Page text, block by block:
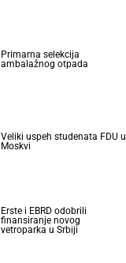
Primarna selekcija
ambalažnog otpada
Veliki uspeh studenata FDU u
Moskvi
Erste i EBRD odobrili
finansiranje novog
vetroparka u Srbiji